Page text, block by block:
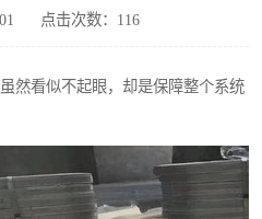
点击次数：116
然看似不起眼，却是保障整个系统